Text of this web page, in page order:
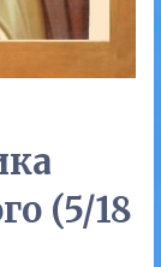
(5/18